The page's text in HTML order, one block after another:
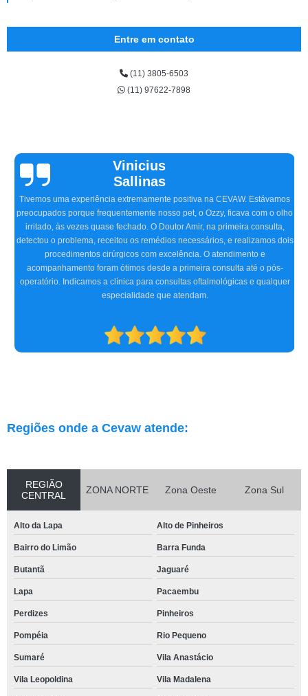
Entre em contato
(11) 3805-6503
(11) 97622-7898
Vinicius
Sallinas
Tivemos uma experiência extremamente positiva na CEVAW. Estávamos
preocupados porque frequentemente nosso pet, o Ozzy, ficava com o olho
irritado, às vezes quase fechado. O Doutor Amir, na primeira consulta,
detectou o problema, receitou os remédios necessários, e realizamos dois
procedimentos cirúrgicos com excelência. O atendimento e
acompanhamento foram ótimos desde a primeira consulta até o pós-
operatório. Indicamos a clínica para consultas oftalmológicas e qualquer
especialidade que atendam.
Regiões onde a Cevaw atende:
REGIÃO
CENTRAL
ZONA NORTE Zona Oeste Zona Sul
Alto da Lapa Alto de Pinheiros
Bairro do Limão Barra Funda
Butantã Jaguaré
Lapa Pacaembu
Perdizes Pinheiros
Pompéia Rio Pequeno
Sumaré Vila Anastácio
Vila Leopoldina Vila Madalena